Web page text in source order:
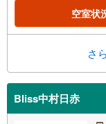
空室状
さ
Bliss中村日赤